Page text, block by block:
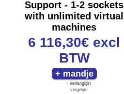
Support - 1-2 sockets
with unlimited virtual
machines
6 116,30€ excl
BTW
+ verlanglijst
vergelijk